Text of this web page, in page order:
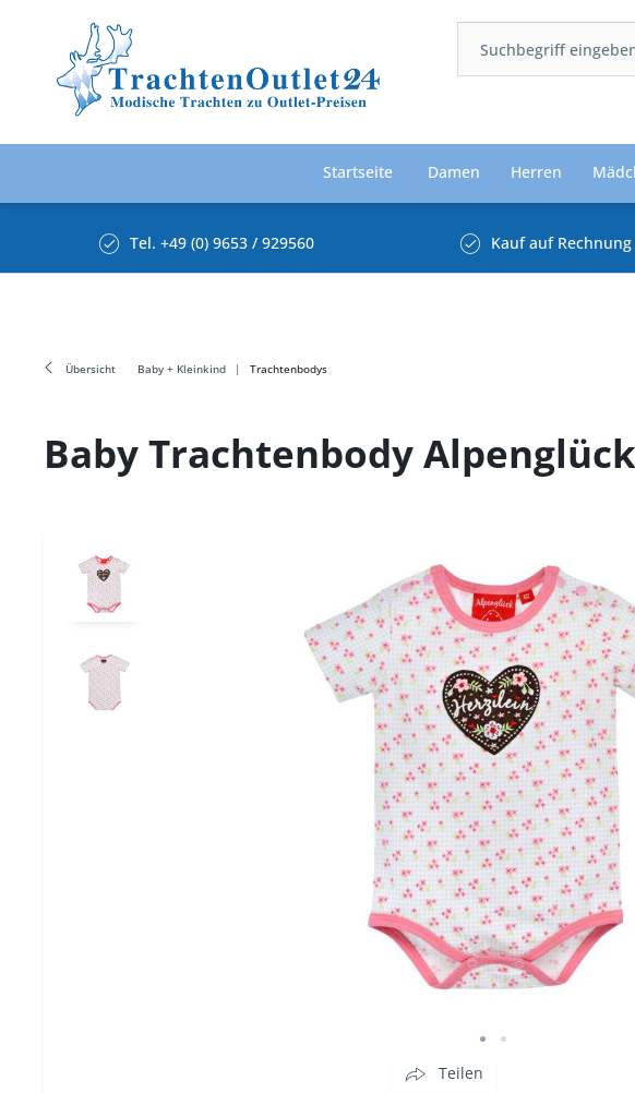
Startseite Damen Herren
Tel. +49 (0) 9653 / 929560 Kauf auf Rechnung
Übersicht Baby + Kleinkind Trachtenbodys
Baby Trachtenbody
Teilen